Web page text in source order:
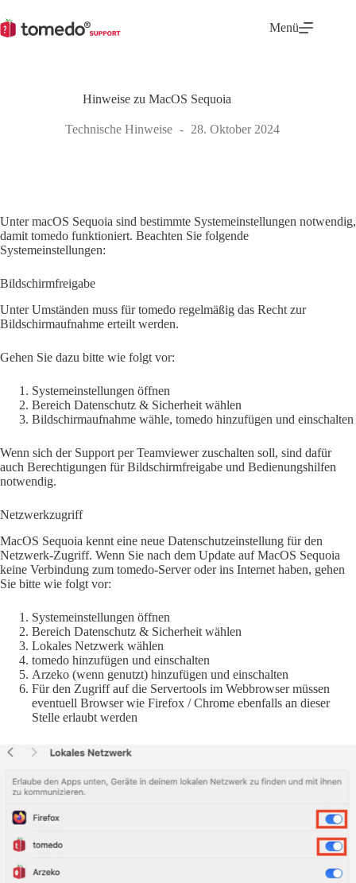
Inhalt
springen
Menü
Hinweise zu MacOS Sequoia
Technische Hinweise 28. Oktober 2024
Unter macOS Sequoia sind bestimmte Systemeinstellungen notwendig,
damit tomedo funktioniert. Beachten Sie folgende
Systemeinstellungen:
Bildschirmfreigabe
Unter Umständen muss für tomedo regelmäßig das Recht zur
Bildschirmaufnahme erteilt werden.
Gehen Sie dazu bitte wie folgt vor:
Systemeinstellungen öffnen
Bereich Datenschutz & Sicherheit wählen
Bildschirmaufnahme wähle, tomedo hinzufügen und einschalten
Wenn sich der Support per Teamviewer zuschalten soll, sind dafür
auch Berechtigungen für Bildschirmfreigabe und Bedienungshilfen
notwendig.
Netzwerkzugriff
MacOS Sequoia kennt eine neue Datenschutzeinstellung für den
Netzwerk-Zugriff. Wenn Sie nach dem Update auf MacOS Sequoia
keine Verbindung zum tomedo-Server oder ins Internet haben, gehen
Sie bitte wie folgt vor:
Systemeinstellungen öffnen
Bereich Datenschutz & Sicherheit wählen
Lokales Netzwerk wählen
tomedo hinzufügen und einschalten
Arzeko (wenn genutzt) hinzufügen und einschalten
Für den Zugriff auf die Servertools im Webbrowser müssen
eventuell Browser wie Firefox / Chrome ebenfalls an dieser
Stelle erlaubt werden